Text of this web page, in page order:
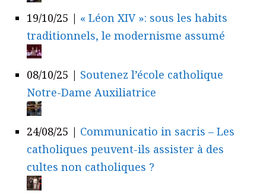
19/10/25 | « Léon XIV »: sous les habits
traditionnels, le modernisme assumé
08/10/25 | Soutenez l’école catholique
Notre-Dame Auxiliatrice
24/08/25 | Communicatio in sacris – Les
catholiques peuvent-ils assister à des
cultes non catholiques ?